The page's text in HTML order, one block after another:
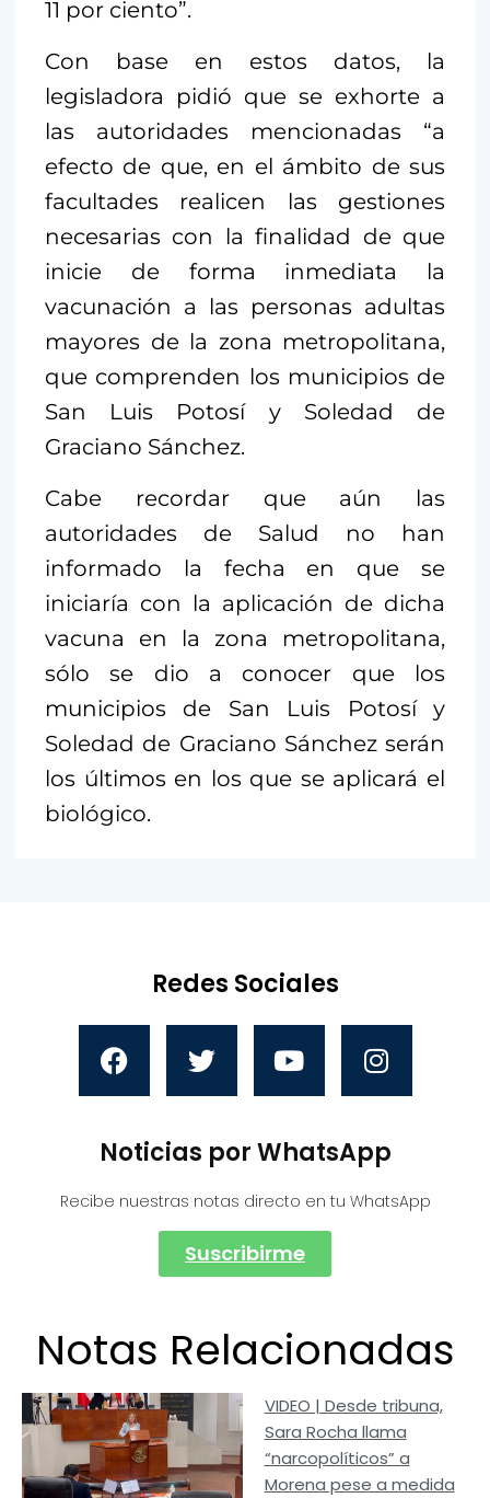
11 por ciento”.
Con base en estos datos, la
legisladora pidió que se exhorte a
las autoridades mencionadas “a
efecto de que, en el ámbito de sus
facultades realicen las gestiones
necesarias con la finalidad de que
inicie de forma inmediata la
vacunación a las personas adultas
mayores de la zona metropolitana,
que comprenden los municipios de
San Luis Potosí y Soledad de
Graciano Sánchez.
Cabe recordar que aún las
autoridades de Salud no han
informado la fecha en que se
iniciaría con la aplicación de dicha
vacuna en la zona metropolitana,
sólo se dio a conocer que los
municipios de San Luis Potosí y
Soledad de Graciano Sánchez serán
los últimos en los que se aplicará el
biológico.
Redes Sociales
Noticias por WhatsApp
Recibe nuestras notas directo en tu WhatsApp
Suscribirme
Notas Relacionadas
VIDEO | Desde tribuna,
Sara Rocha llama
“narcopolíticos” a
Morena pese a medida